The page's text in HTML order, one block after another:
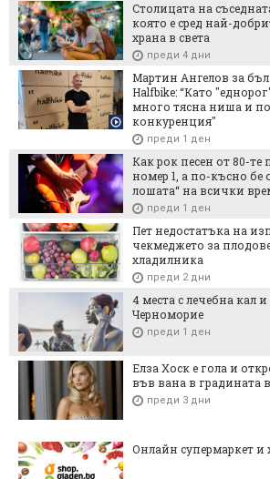
Столицата на
която е сред най-
храна в света
преди 4 дни
Мартин Ангелов за
Halfbike: “Като
много тясна ниша и
конкуренция"
преди 1 ден
Как рок песен от 80-те
номер 1, а по-късно бе
лошата“ на всички
преди 1 ден
Пет недостатъка на
чекмеджето за
хладилника
преди 2 дни
4 места с лечебна кал
Черноморие
преди 1 ден
Елза Хоск е гола и
във вана в градината
преди 3 дни
Онлайн супермаркет и